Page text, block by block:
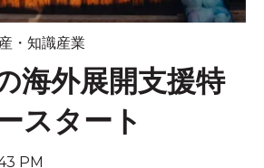
・知識産業
海外展開支援特
スタート
PM